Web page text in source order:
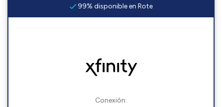
99% disponible en Rote
Conexión: